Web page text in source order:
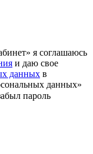
я соглашаюсь
и даю свое
данных в
данных»
пароль